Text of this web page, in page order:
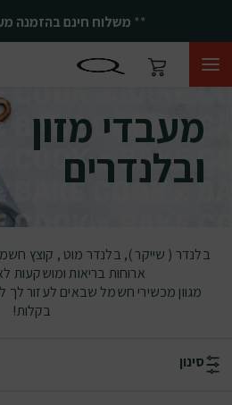
** משלוח חינם בהזמנה
מעבדי מזון
ובלנדרים
בלנדר ( שייקר ), בלנדר מוט , קוצץ
ארוחות בריאות ומושקעות
מגוון מכשירי חשמל שבאים לעזור לך
בקלות!
סינון